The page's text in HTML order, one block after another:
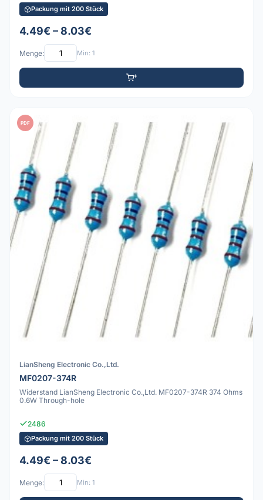
Packung mit 200 Stück
4.49€ – 8.03€
Menge: Min: 1
PDF
LianSheng Electronic Co.,Ltd.
MF0207-374R
Widerstand LianSheng Electronic Co.,Ltd. MF0207-374R 374 Ohms
0.6W Through-hole
2486
Packung mit 200 Stück
4.49€ – 8.03€
Menge: Min: 1